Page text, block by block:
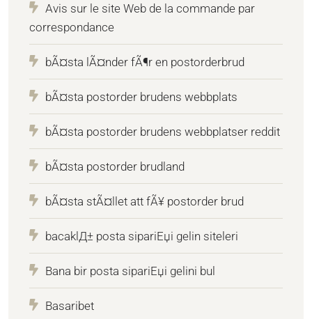
Avis sur le site Web de la commande par
correspondance
bÃ¤sta lÃ¤nder fÃ¶r en postorderbrud
bÃ¤sta postorder brudens webbplats
bÃ¤sta postorder brudens webbplatser reddit
bÃ¤sta postorder brudland
bÃ¤sta stÃ¤llet att fÃ¥ postorder brud
bacaklД± posta sipariЕџi gelin siteleri
Bana bir posta sipariЕџi gelini bul
Basaribet